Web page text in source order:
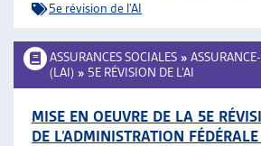
5e révision de l'AI
ASSURANCES SOCIALES »
(LAI) » 5E RÉVISION DE L’AI
MISE EN OEUVRE DE LA 5E
DE L’ADMINISTRATION